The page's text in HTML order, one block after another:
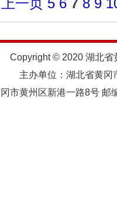
上一页 5 6 7 8 9
Copyright © 2020 湖北省
主办单位：湖北省黄
市黄州区新港一路8号